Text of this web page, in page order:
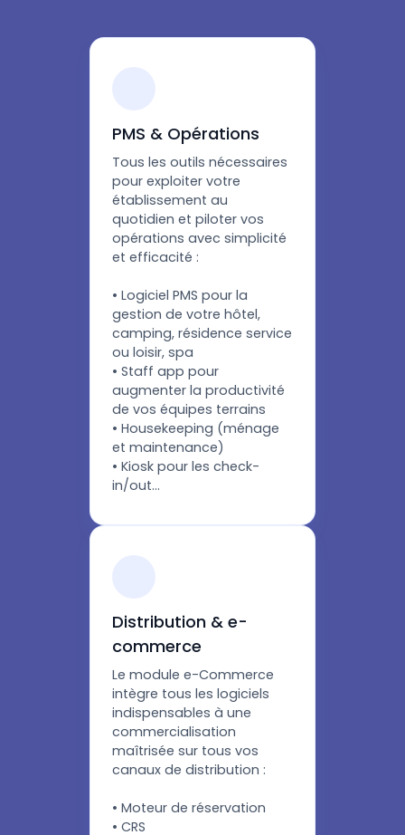
PMS & Opérations
Tous les outils nécessaires
pour exploiter votre
établissement au
quotidien et piloter vos
opérations avec simplicité
et efficacité :
• Logiciel PMS pour la
gestion de votre hôtel,
camping, résidence service
ou loisir, spa
• Staff app pour
augmenter la productivité
de vos équipes terrains
• Housekeeping (ménage
et maintenance)
• Kiosk pour les check-
in/out…
Distribution & e-
commerce
Le module e-Commerce
intègre tous les logiciels
indispensables à une
commercialisation
maîtrisée sur tous vos
canaux de distribution :
• Moteur de réservation
• CRS